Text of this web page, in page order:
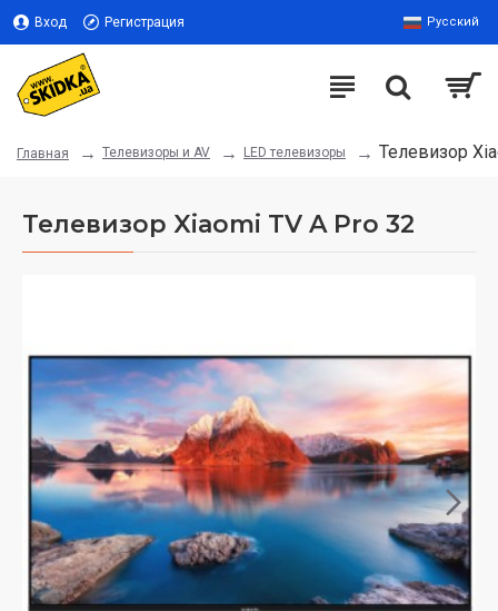
Вход Регистрация Русский
Главная Телевизоры и AV LED телевизоры Телевизор
Телевизор Xiaomi TV A Pro 32